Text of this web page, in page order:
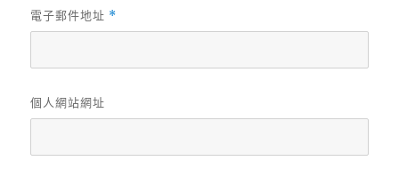
電子郵件地址 *
個人網站網址